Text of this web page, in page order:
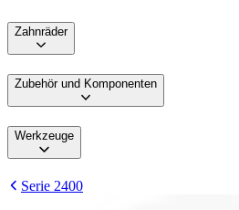
Zahnräder
Zubehör und Komponenten
Werkzeuge
Serie 2400